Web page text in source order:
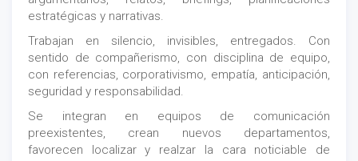
estratégicas y narrativas.
Trabajan en silencio, invisibles, entregados. Con
sentido de compañerismo, con disciplina de equipo,
con referencias, corporativismo, empatía, anticipación,
seguridad y responsabilidad.
Se integran en equipos de comunicación
preexistentes, crean nuevos departamentos,
favorecen localizar y realzar la cara noticiable de